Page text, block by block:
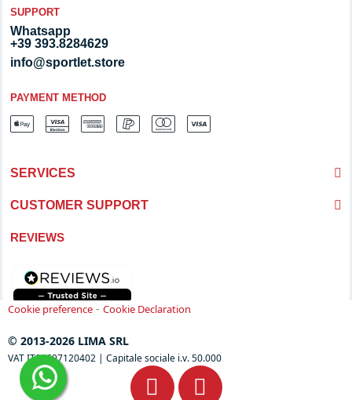
SUPPORT
Whatsapp
+39 393.8284629
info@sportlet.store
PAYMENT METHOD
SERVICES
CUSTOMER SUPPORT
REVIEWS
Cookie preference - Cookie Declaration
© 2013-2026 LIMA SRL
VAT IT04697120402 | Capitale sociale i.v. 50.000